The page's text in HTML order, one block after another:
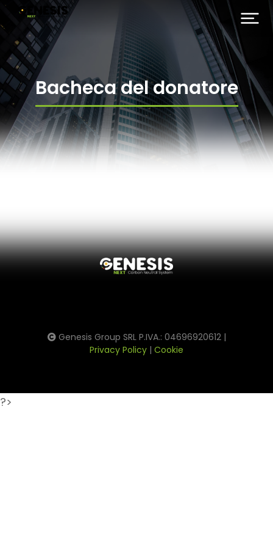
Bacheca del donatore
Genesis Group SRL P.IVA.: 04696920612 |
Privacy Policy | Cookie
?>